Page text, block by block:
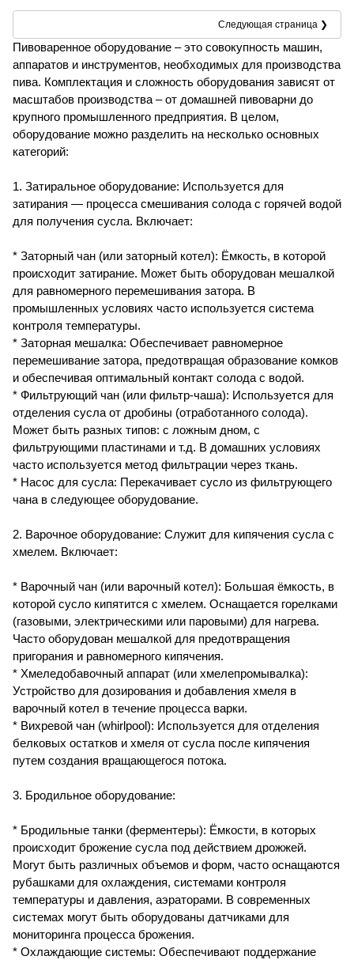
Следующая страница ❯
Пивоваренное оборудование – это совокупность машин,
аппаратов и инструментов, необходимых для производства
пива. Комплектация и сложность оборудования зависят от
масштабов производства – от домашней пивоварни до
крупного промышленного предприятия. В целом,
оборудование можно разделить на несколько основных
категорий:
1. Затиральное оборудование: Используется для
затирания — процесса смешивания солода с горячей водой
для получения сусла. Включает:
* Заторный чан (или заторный котел): Ёмкость, в которой
происходит затирание. Может быть оборудован мешалкой
для равномерного перемешивания затора. В
промышленных условиях часто используется система
контроля температуры.
* Заторная мешалка: Обеспечивает равномерное
перемешивание затора, предотвращая образование комков
и обеспечивая оптимальный контакт солода с водой.
* Фильтрующий чан (или фильтр-чаша): Используется для
отделения сусла от дробины (отработанного солода).
Может быть разных типов: с ложным дном, с
фильтрующими пластинами и т.д. В домашних условиях
часто используется метод фильтрации через ткань.
* Насос для сусла: Перекачивает сусло из фильтрующего
чана в следующее оборудование.
2. Варочное оборудование: Служит для кипячения сусла с
хмелем. Включает:
* Варочный чан (или варочный котел): Большая ёмкость, в
которой сусло кипятится с хмелем. Оснащается горелками
(газовыми, электрическими или паровыми) для нагрева.
Часто оборудован мешалкой для предотвращения
пригорания и равномерного кипячения.
* Хмеледобавочный аппарат (или хмелепромывалка):
Устройство для дозирования и добавления хмеля в
варочный котел в течение процесса варки.
* Вихревой чан (whirlpool): Используется для отделения
белковых остатков и хмеля от сусла после кипячения
путем создания вращающегося потока.
3. Бродильное оборудование:
* Бродильные танки (ферментеры): Ёмкости, в которых
происходит брожение сусла под действием дрожжей.
Могут быть различных объемов и форм, часто оснащаются
рубашками для охлаждения, системами контроля
температуры и давления, аэраторами. В современных
системах могут быть оборудованы датчиками для
мониторинга процесса брожения.
* Охлаждающие системы: Обеспечивают поддержание